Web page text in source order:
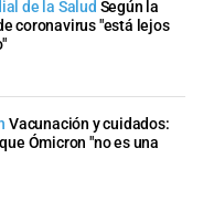
de la Salud Según la
coronavirus "está lejos
Vacunación y cuidados:
Ómicron "no es una